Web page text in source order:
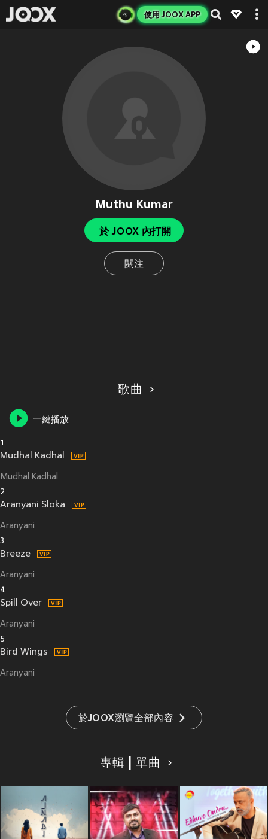
使用 JOOX APP
Muthu Kumar
於 JOOX 內打開
關注
歌曲
一鍵播放
1
Mudhal Kadhal
Mudhal Kadhal
2
Aranyani Sloka
Aranyani
3
Breeze
Aranyani
4
Spill Over
Aranyani
5
Bird Wings
Aranyani
於JOOX瀏覽全部內容
專輯 | 單曲